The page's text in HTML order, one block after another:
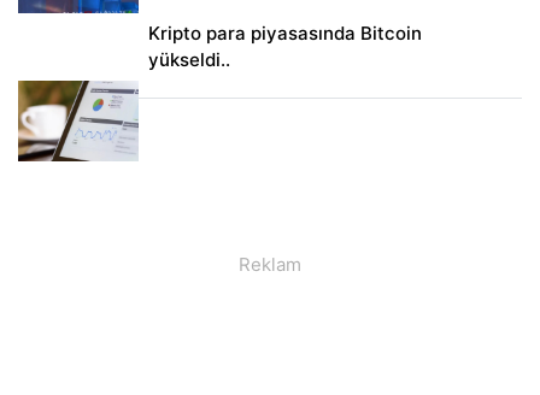
Kripto para piyasasında Bitcoin
yükseldi..